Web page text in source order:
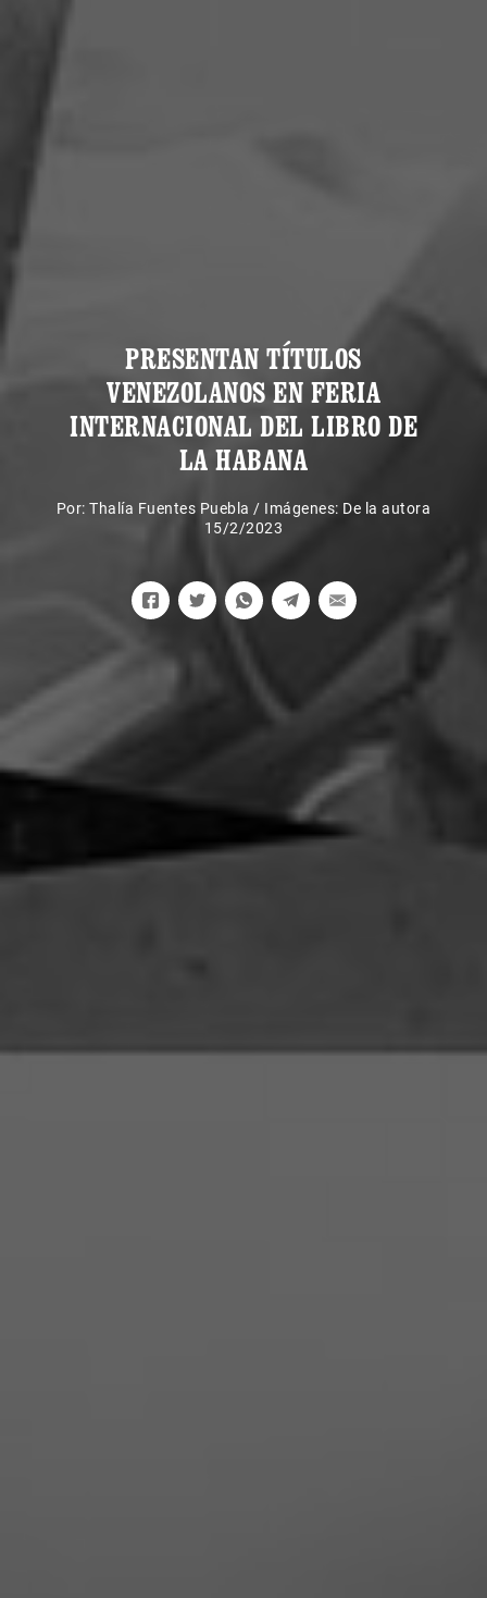
PRESENTAN TÍTULOS
VENEZOLANOS EN FERIA
INTERNACIONAL DEL LIBRO DE
LA HABANA
Por:Thalía Fuentes Puebla / Imágenes: De la autora
15/2/2023